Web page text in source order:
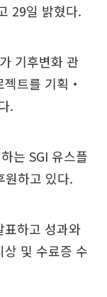
29일 밝혔다.
가 기후변화 관
젝트를 기획‧
.
는 SGI 유스플
원하고 있다.
표하고 성과와
및 수료증 수